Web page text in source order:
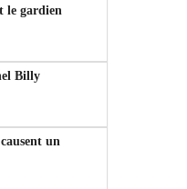
le gardien
Billy
un